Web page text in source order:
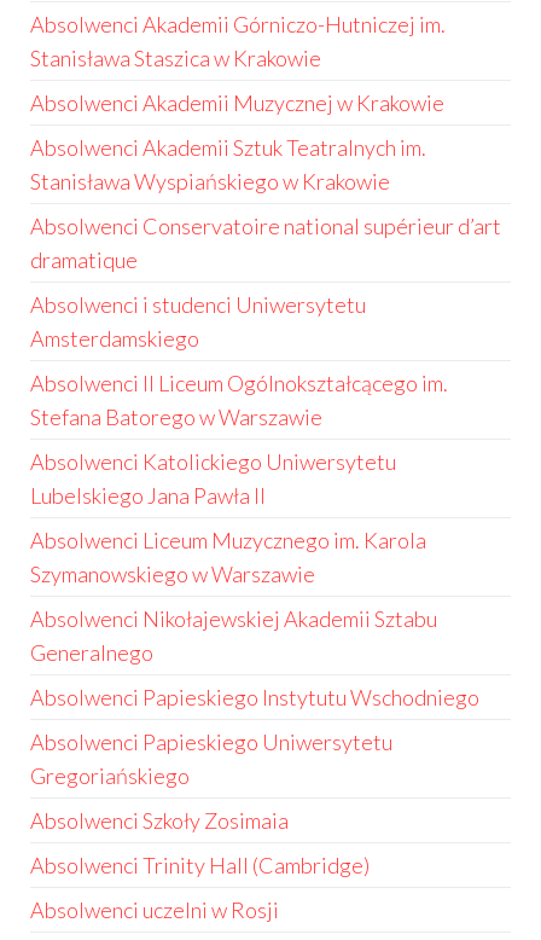
Absolwenci Akademii Górniczo-Hutniczej im.
Stanisława Staszica w Krakowie
Absolwenci Akademii Muzycznej w Krakowie
Absolwenci Akademii Sztuk Teatralnych im.
Stanisława Wyspiańskiego w Krakowie
Absolwenci Conservatoire national supérieur d’art
dramatique
Absolwenci i studenci Uniwersytetu
Amsterdamskiego
Absolwenci II Liceum Ogólnokształcącego im.
Stefana Batorego w Warszawie
Absolwenci Katolickiego Uniwersytetu
Lubelskiego Jana Pawła II
Absolwenci Liceum Muzycznego im. Karola
Szymanowskiego w Warszawie
Absolwenci Nikołajewskiej Akademii Sztabu
Generalnego
Absolwenci Papieskiego Instytutu Wschodniego
Absolwenci Papieskiego Uniwersytetu
Gregoriańskiego
Absolwenci Szkoły Zosimaia
Absolwenci Trinity Hall (Cambridge)
Absolwenci uczelni w Rosji